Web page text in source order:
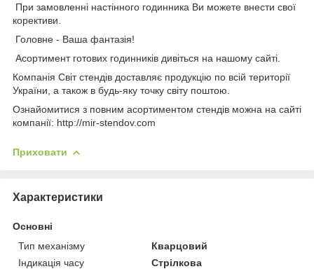
При замовленні настінного годинника Ви можете внести свої
корективи.
Головне - Ваша фантазія!
Асортимент готових годинників дивіться на нашому сайті.
Компанія Світ стендів доставляє продукцію по всій території
України, а також в будь-яку точку світу поштою.
Ознайомитися з повним асортиментом стендів можна на сайті
компанії: http://mir-stendov.com
Приховати
Характеристики
Основні
Тип механізму
Кварцовий
Індикація часу
Стрілкова